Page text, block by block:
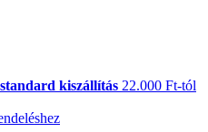
kiszállítás 22.000 Ft-tól